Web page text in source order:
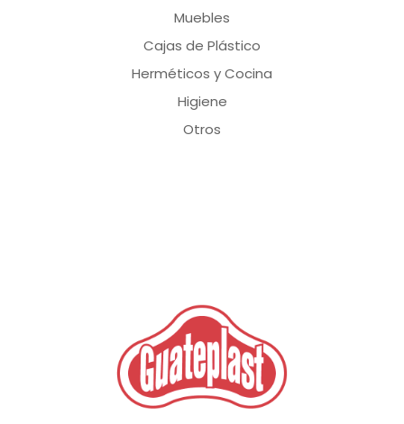
Muebles
Cajas de Plástico
Herméticos y Cocina
Higiene
Otros